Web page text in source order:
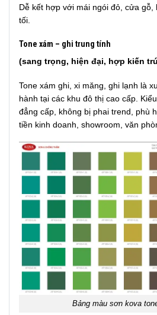
Dễ kết hợp với mái ngói đỏ, cửa gỗ,
tối.
Tone xám – ghi trung tính
(sang trọng, hiện đại, hợp kiến
Tone xám ghi, xi măng, ghi lạnh là
hành tại các khu đô thị cao cấp.
đẳng cấp, không bị phai trend, phù
tiền kinh doanh, showroom, văn
Bảng màu sơn kova